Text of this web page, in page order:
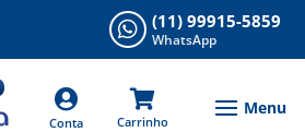
 (11) 99915-5859
WhatsApp

Conta

Carrinho